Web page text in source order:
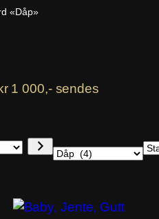
«Dåp»
1 000,- sendes
Emner